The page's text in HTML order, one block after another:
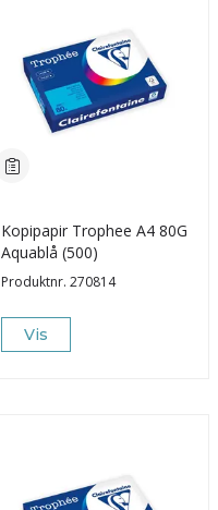
Kopipapir Trophee A4 80G
Aquablå (500)
Produktnr. 270814
Vis